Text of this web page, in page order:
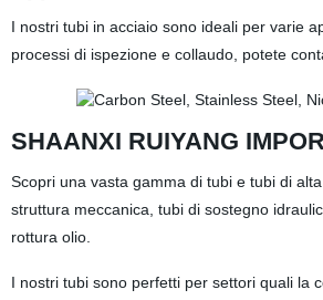
I nostri tubi in acciaio sono ideali per varie
processi di ispezione e collaudo, potete
SHAANXI RUIYANG
Scopri una vasta gamma di tubi e tubi di
struttura meccanica, tubi di sostegno
rottura olio.
I nostri tubi sono perfetti per settori quali la